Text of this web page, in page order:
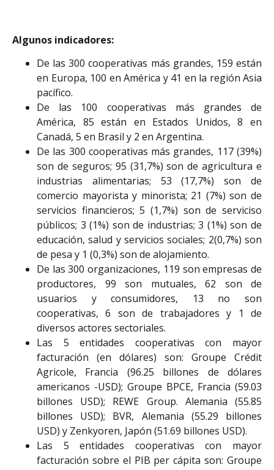
Algunos indicadores:
De las 300 cooperativas más grandes, 159 están
en Europa, 100 en América y 41 en la región Asia
pacífico.
De las 100 cooperativas más grandes de
América, 85 están en Estados Unidos, 8 en
Canadá, 5 en Brasil y 2 en Argentina.
De las 300 cooperativas más grandes, 117 (39%)
son de seguros; 95 (31,7%) son de agricultura e
industrias alimentarias; 53 (17,7%) son de
comercio mayorista y minorista; 21 (7%) son de
servicios financieros; 5 (1,7%) son de serviciso
públicos; 3 (1%) son de industrias; 3 (1%) son de
educación, salud y servicios sociales; 2(0,7%) son
de pesa y 1 (0,3%) son de alojamiento.
De las 300 organizaciones, 119 son empresas de
productores, 99 son mutuales, 62 son de
usuarios y consumidores, 13 no son
cooperativas, 6 son de trabajadores y 1 de
diversos actores sectoriales.
Las 5 entidades cooperativas con mayor
facturación (en dólares) son: Groupe Crédit
Agricole, Francia (96.25 billones de dólares
americanos -USD); Groupe BPCE, Francia (59.03
billones USD); REWE Group. Alemania (55.85
billones USD); BVR, Alemania (55.29 billones
USD) y Zenkyoren, Japón (51.69 billones USD).
Las 5 entidades cooperativas con mayor
facturación sobre el PIB per cápita son: Groupe